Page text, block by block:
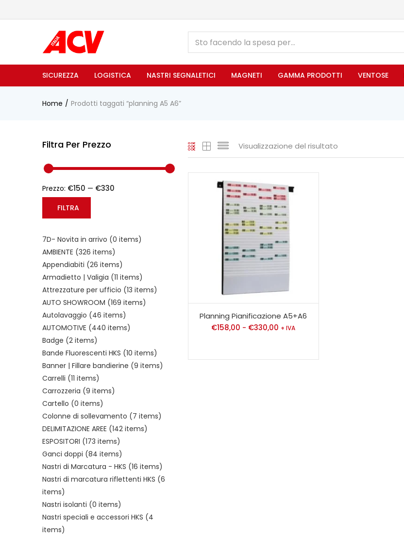
SICUREZZA LOGISTICA NASTRI SEGNALETICI MAGNETI GAMMA PRODOTTI VENTOSE
Home Prodotti taggati “planning A5 A6”
Visualizzazione del risultato
Planning Pianificazione A5+A6
€158,00 - €330,00 + IVA
Filtra Per Prezzo
FILTRA
Prezzo: €150 — €330
7D- Novita in arrivo (0 items)
AMBIENTE (326 items)
Appendiabiti (26 items)
Armadietto | Valigia (11 items)
Attrezzature per ufficio (13 items)
AUTO SHOWROOM (169 items)
Autolavaggio (46 items)
AUTOMOTIVE (440 items)
Badge (2 items)
Bande Fluorescenti HKS (10 items)
Banner | Fillare bandierine (9 items)
Carrelli (11 items)
Carrozzeria (9 items)
Cartello (0 items)
Colonne di sollevamento (7 items)
DELIMITAZIONE AREE (142 items)
ESPOSITORI (173 items)
Ganci doppi (84 items)
Nastri di Marcatura - HKS (16 items)
Nastri di marcatura riflettenti HKS (6
items)
Nastri isolanti (0 items)
Nastri speciali e accessori HKS (4
items)